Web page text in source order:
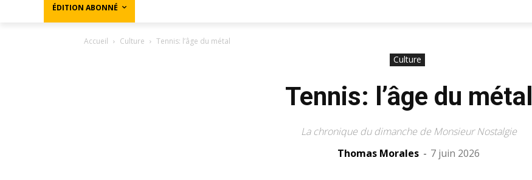
ÉDITION ABONNÉ
Accueil Culture Tennis: l’âge du métal
Culture
Tennis: l’âge du métal
La chronique du dimanche de Monsieur Nostalgie
Thomas Morales - 7 juin 2026